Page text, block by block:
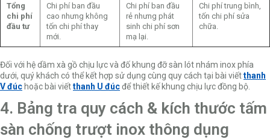
Tổng
chi phí
đầu tư
Chi phí ban đầu
cao nhưng không
tốn chi phí thay
mới.
Chi phí ban đầu
rẻ nhưng phát
sinh chi phí sơn
mạ lại.
Chi phí trung bình,
tốn chi phí sửa
chữa.
Đối với hệ dầm xà gồ chịu lực và đố khung đỡ sàn lót nhám inox phía
dưới, quý khách có thể kết hợp sử dụng cùng quy cách tại bài viếtthanh
V đúchoặc bài viếtthanh U đúcđể thiết kế khung chịu lực đồng bộ.
4. Bảng tra quy cách & kích thước tấm
sàn chống trượt inox thông dụng